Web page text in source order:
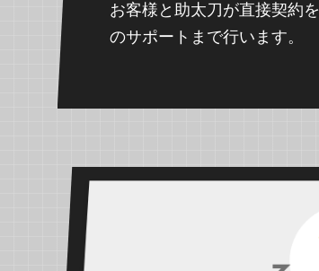
お客様と助太刀が直接契約
のサポートまで行います。